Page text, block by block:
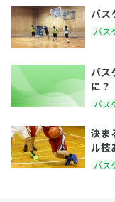
バス
バス
バス
に？
バス
決ま
ル技
バス